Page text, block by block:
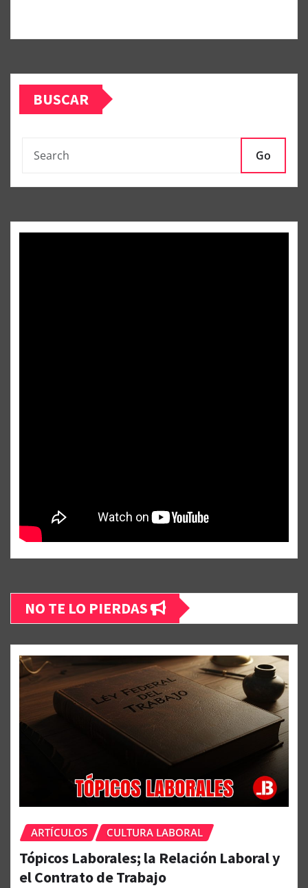
BUSCAR
Go
NO TE LO PIERDAS
ARTÍCULOS CULTURA LABORAL
Tópicos Laborales; la Relación Laboral y
el Contrato de Trabajo